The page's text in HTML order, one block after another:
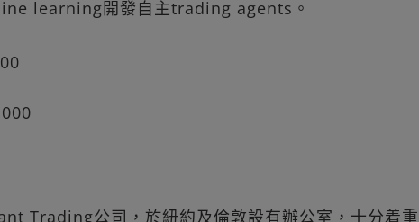
learning開發自主trading agents。
Trading公司，於紐約及倫敦設有辦公室，十分着重